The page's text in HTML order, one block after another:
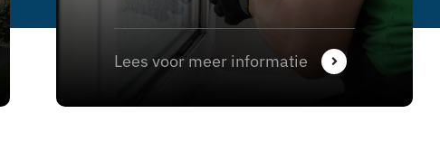
Lees voor meer informatie